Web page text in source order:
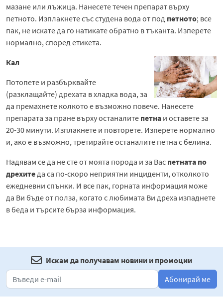
мазане или лъжица. Нанесете течен препарат върху
петното. Изплакнете със студена вода от под петното; все
пак, не искате да го натикате обратно в тъканта. Изперете
нормално, според етикета.
Кал
Потопете и разбърквайте
(разклащайте) дрехата в хладка вода, за
да премахнете колкото е възможно повече. Нанесете
препарата за пране върху останалите петна и оставете за
20-30 минути. Изплакнете и повторете. Изперете нормално
и, ако е възможно, третирайте останалите петна с белина.
Надявам се да не сте от моята порода и за Вас петната по
дрехите да са по-скоро неприятни инциденти, отколкото
ежедневни спънки. И все пак, горната информация може
да Ви бъде от полза, когато с любимата Ви дреха изпаднете
в беда и търсите бърза информация.
Искам да получавам новини и промоции
Абонирай ме